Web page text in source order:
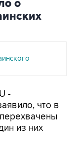
о
-
что в
из них